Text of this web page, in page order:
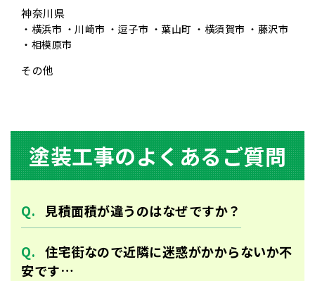
神奈川県
横浜市 川崎市 逗子市 葉山町 横須賀市
藤沢市
相模原市
その他
塗装⼯事のよくあるご質問
⾒積⾯積が違うのはなぜですか？
住宅街なので近隣に迷惑がかからないか不
安です…